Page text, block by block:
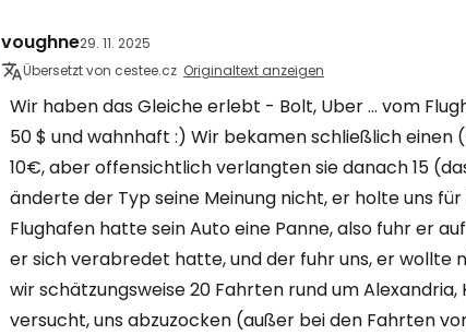
voughne29. 11. 2025
Übersetzt von cestee.cz Originaltext anzeigen
Wir haben das Gleiche erlebt - Bolt, Uber ... vom
50 $ und wahnhaft :) Wir bekamen schließlich einen
10€, aber offensichtlich verlangten sie danach 15
änderte der Typ seine Meinung nicht, er holte uns
Flughafen hatte sein Auto eine Panne, also fuhr er
er sich verabredet hatte, und der fuhr uns, er wollte
wir schätzungsweise 20 Fahrten rund um
versucht, uns abzuzocken (außer bei den Fahrten